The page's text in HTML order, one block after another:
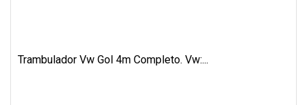
Trambulador Vw Gol 4m Completo. Vw:...